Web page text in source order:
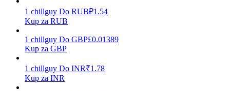
Codziennie zdobywaj konkurencyjne nagrody
1 chillguy Do RUB₽1.54
Kup za RUB
1 chillguy Do GBP£0.01389
Kup za GBP
1 chillguy Do INR₹1.78
Kup za INR